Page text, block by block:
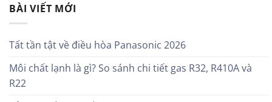
BÀI VIẾT MỚI
Tất tần tật về điều hòa Panasonic 2026
Môi chất lạnh là gì? So sánh chi tiết gas R32, R410A và
R22